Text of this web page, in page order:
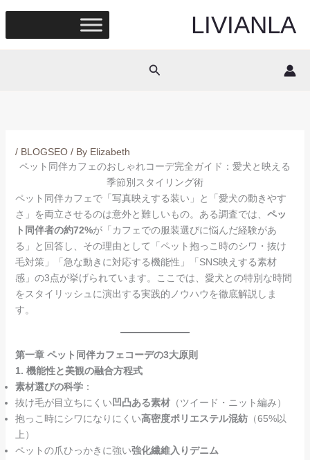
content
LIVIANLA
Search
/ BLOGSEO/ By Elizabeth
ペット同伴カフェのおしゃれコーデ完全ガイド：愛犬と映える
季節別スタイリング術
ペット同伴カフェで「写真映えする装い」と「愛犬の動きやす
さ」を両立させるのは意外と難しいもの。ある調査では、 ペッ
ト同伴者の約72%が「カフェでの服装選びに悩んだ経験があ
る」と回答し、その理由として「ペット抱っこ時のシワ・抜け
毛対策」「急な動きに対応する機能性」「SNS映えする素材
感」の3点が挙げられています。ここでは、愛犬との特別な時間
をスタイリッシュに演出する実践的ノウハウを徹底解説しま
す。
第一章 ペット同伴カフェコーデの3大原則
1. 機能性と美観の融合方程式
素材選びの科学：
抜け毛が目立ちにくい凹凸ある素材（ツイード・ニット編み）
抱っこ時にシワになりにくい高密度ポリエステル混紡（65%以
上）
ペットの爪ひっかきに強い強化繊維入りデニム